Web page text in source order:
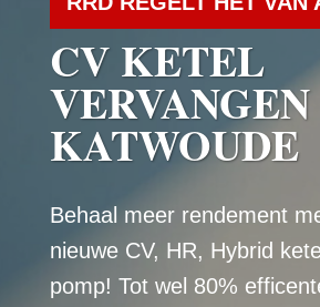
CV KETEL
VERVANGEN
KATWOUDE
Behaal meer rendement
nieuwe CV, HR, Hybrid
pomp! Tot wel 80%